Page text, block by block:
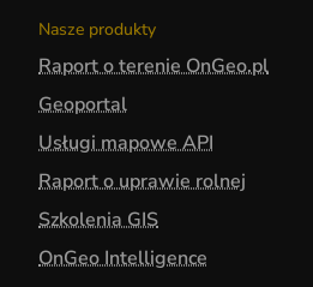
Nasze produkty
Raport o terenie OnGeo.pl
Geoportal
Usługi mapowe API
Raport o uprawie rolnej
Szkolenia GIS
OnGeo Intelligence